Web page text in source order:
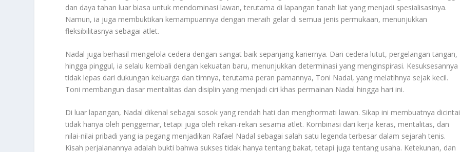
dan daya tahan luar biasa untuk mendominasi lawan, terutama di lapangan tanah liat yang menjadi spesialisasinya.
Namun, ia juga membuktikan kemampuannya dengan meraih gelar di semua jenis permukaan, menunjukkan
fleksibilitasnya sebagai atlet.
Nadal juga berhasil mengelola cedera dengan sangat baik sepanjang kariernya. Dari cedera lutut, pergelangan tangan,
hingga pinggul, ia selalu kembali dengan kekuatan baru, menunjukkan determinasi yang menginspirasi. Kesuksesannya
tidak lepas dari dukungan keluarga dan timnya, terutama peran pamannya, Toni Nadal, yang melatihnya sejak kecil.
Toni membangun dasar mentalitas dan disiplin yang menjadi ciri khas permainan Nadal hingga hari ini.
Di luar lapangan, Nadal dikenal sebagai sosok yang rendah hati dan menghormati lawan. Sikap ini membuatnya dicintai
tidak hanya oleh penggemar, tetapi juga oleh rekan-rekan sesama atlet. Kombinasi dari kerja keras, mentalitas, dan
nilai-nilai pribadi yang ia pegang menjadikan Rafael Nadal sebagai salah satu legenda terbesar dalam sejarah tenis.
Kisah perjalanannya adalah bukti bahwa sukses tidak hanya tentang bakat, tetapi juga tentang usaha. Ketekunan, dan